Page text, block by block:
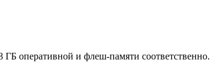
оперативной и флеш-памяти соответственно.